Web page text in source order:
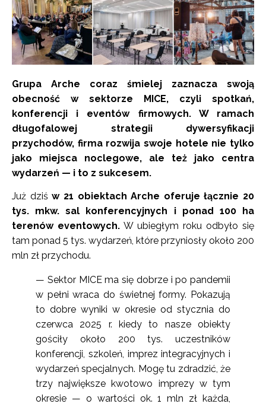
Grupa Arche coraz śmielej zaznacza swoją
obecność w sektorze MICE, czyli spotkań,
konferencji i eventów firmowych. W ramach
długofalowej strategii dywersyfikacji
przychodów, firma rozwija swoje hotele nie tylko
jako miejsca noclegowe, ale też jako centra
wydarzeń — i to z sukcesem.
Już dziśw 21 obiektach Arche oferuje łącznie 20
tys. mkw. sal konferencyjnych i ponad 100 ha
terenów eventowych. W ubiegłym roku odbyło się
tam ponad 5 tys. wydarzeń, które przyniosły około 200
mln zł przychodu.
— Sektor MICE ma się dobrze i po pandemii
w pełni wraca do świetnej formy. Pokazują
to dobre wyniki w okresie od stycznia do
czerwca 2025 r. kiedy to nasze obiekty
gościły około 200 tys. uczestników
konferencji, szkoleń, imprez integracyjnych i
wydarzeń specjalnych. Mogę tu zdradzić, że
trzy największe kwotowo imprezy w tym
okresie — o wartości ok. 1 mln zł każda,